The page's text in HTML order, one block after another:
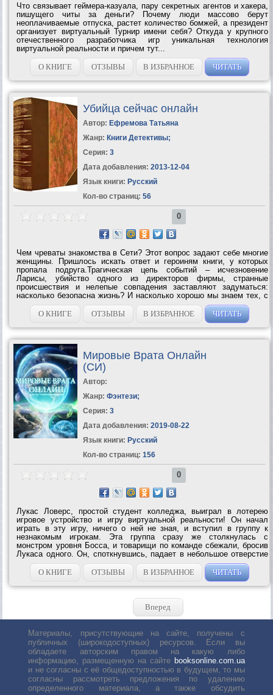
Что связывает геймера-казуала, пару секретных агентов и хакера,
пишущего читы за деньги? Почему люди массово берут
неоплачиваемые отпуска, растет количество бомжей, а президент
организует виртуальный Турнир имени себя? Откуда у крупного
отечественного разработчика игр уникальная технология
виртуальной реальности и причем тут...
О КНИГЕ
ОТЗЫВЫ В ИЗБРАННОЕ ЧИТАТЬ
Убийца сейчас онлайн
Автор: Ефремова Татьяна
Жанр: Книги Детективы;
Серия: 3
Дата добавления: 2013-12-04
Язык книги: Русский
Кол-во страниц: 56
0
Чем чреваты знакомства в Сети? Этот вопрос задают себе многие
женщины. Пришлось искать ответ и героиням книги, у которых
пропала подруга.Трагическая цепь событий – исчезновение
Ларисы, убийство одного из директоров фирмы, странные
происшествия и нелепые совпадения заставляют задуматься:
насколько безопасна жизнь? И насколько хорошо мы знаем тех, с
кем проводим все рабочее время на сжатом пространстве
обычного офиса? Жизнь резко...
О КНИГЕ ОТЗЫВЫ В ИЗБРАННОЕ ЧИТАТЬ
Мировые Врата Онлайн
(СИ)
Автор:
Жанр: Фэнтези;
Серия: 3
Дата добавления: 2019-08-22
Язык книги: Русский
Кол-во страниц: 156
0
Лукас Ловерс, простой студент колледжа, выиграл в лотерею
игровое устройство и игру виртуальной реальности! Он начал
играть в эту игру, ничего о ней не зная, и вступил в группу к
незнакомым игрокам. Эта группа сразу же столкнулась с
монстром уровня Босса, и товарищи по команде сбежали, бросив
Лукаса одного. Он, споткнувшись, падает в небольшое отверстие
и спасается от Босса, однако, умудряется застрять в этой
пещере! Да еще и не...
О КНИГЕ ОТЗЫВЫ В ИЗБРАННОЕ ЧИТАТЬ
Вперед
Материалы, присутствующие на сайте, получены с
публичных (широкодоступных) ресурсов. Если вы
обладаете авторским правом на какую либо
информацию, размещенную на сайте booksonline.com.ua
и не согласны с её общедоступностью в будущем, то мы
согласны рассмотреть предложения по удалению
определенного материала, а также обсудить